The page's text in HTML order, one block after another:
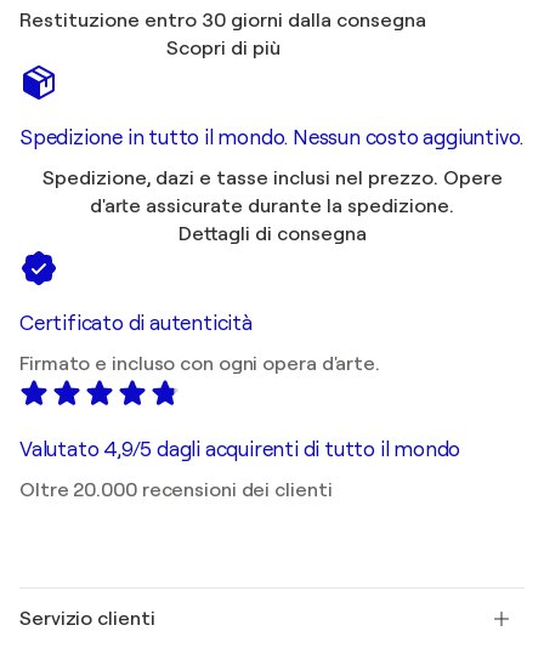
Restituzione entro 30 giorni dalla consegna
Scopri di più
Spedizione in tutto il mondo. Nessun costo aggiuntivo.
Spedizione, dazi e tasse inclusi nel prezzo. Opere
d'arte assicurate durante la spedizione.
Dettagli di consegna
Certificato di autenticità
Firmato e incluso con ogni opera d'arte.
Valutato 4,9/5 dagli acquirenti di tutto il mondo
Oltre 20.000 recensioni dei clienti
Servizio clienti